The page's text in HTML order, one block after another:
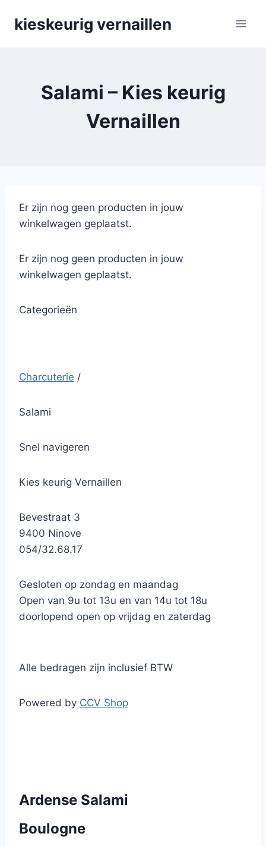
kieskeurig vernaillen
Salami – Kies keurig
Vernaillen
Er zijn nog geen producten in jouw
winkelwagen geplaatst.
Er zijn nog geen producten in jouw
winkelwagen geplaatst.
Categorieën
Charcuterie /
Salami
Snel navigeren
Kies keurig Vernaillen
Bevestraat 3
9400 Ninove
054/32.68.17
Gesloten op zondag en maandag
Open van 9u tot 13u en van 14u tot 18u
doorlopend open op vrijdag en zaterdag
Alle bedragen zijn inclusief BTW
Powered by CCV Shop
Ardense Salami
Boulogne